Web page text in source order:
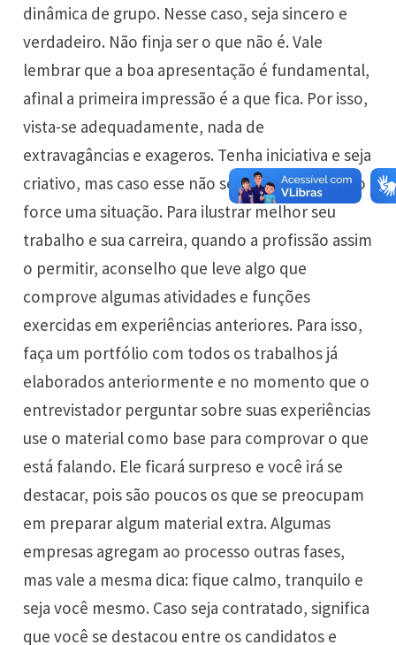
dinâmica de grupo. Nesse caso, seja sincero e
verdadeiro. Não finja ser o que não é. Vale
lembrar que a boa apresentação é fundamental,
afinal a primeira impressão é a que fica. Por isso,
vista-se adequadamente, nada de
extravagâncias e exageros. Tenha iniciativa e seja
criativo, mas caso esse não seja o seu perfil, não
force uma situação. Para ilustrar melhor seu
trabalho e sua carreira, quando a profissão assim
o permitir, aconselho que leve algo que
comprove algumas atividades e funções
exercidas em experiências anteriores. Para isso,
faça um portfólio com todos os trabalhos já
elaborados anteriormente e no momento que o
entrevistador perguntar sobre suas experiências
use o material como base para comprovar o que
está falando. Ele ficará surpreso e você irá se
destacar, pois são poucos os que se preocupam
em preparar algum material extra. Algumas
empresas agregam ao processo outras fases,
mas vale a mesma dica: fique calmo, tranquilo e
seja você mesmo. Caso seja contratado, significa
que você se destacou entre os candidatos e